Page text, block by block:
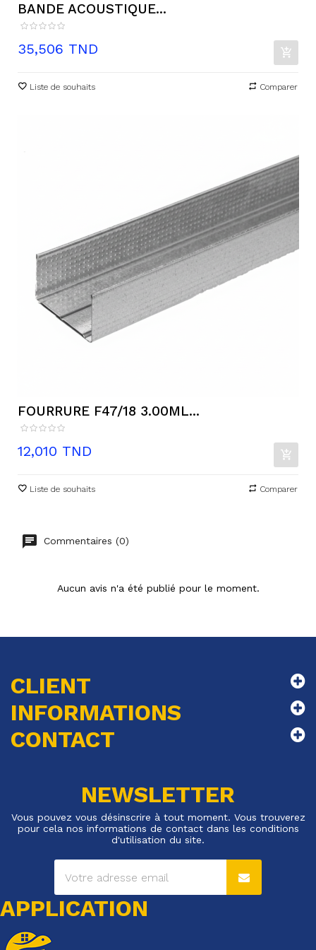
BANDE ACOUSTIQUE...
Prix
35,506 TND
Liste de souhaits Comparer
FOURRURE F47/18 3.00ML...
Prix
12,010 TND
Liste de souhaits Comparer
Commentaires (0)
Aucun avis n'a été publié pour le moment.
CLIENT
INFORMATIONS
CONTACT
NEWSLETTER
Vous pouvez vous désinscrire à tout moment. Vous trouverez
pour cela nos informations de contact dans les conditions
d'utilisation du site.
APPLICATION